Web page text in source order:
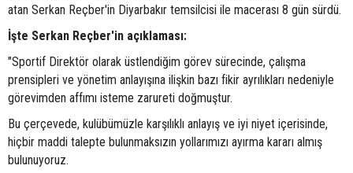
atan Serkan Reçber'in Diyarbakır temsilcisi ile macerası 8 gün sürdü.
İşte Serkan Reçber'in açıklaması:
"Sportif Direktör olarak üstlendiğim görev sürecinde, çalışma
prensipleri ve yönetim anlayışına ilişkin bazı fikir ayrılıkları nedeniyle
görevimden affımı isteme zarureti doğmuştur.
Bu çerçevede, kulübümüzle karşılıklı anlayış ve iyi niyet içerisinde,
hiçbir maddi talepte bulunmaksızın yollarımızı ayırma kararı almış
bulunuyoruz.